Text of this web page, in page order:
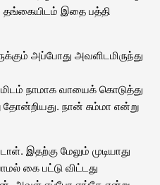
இதை பத்தி
அப்போது அவளிடமிருந்து
நாமாக வாயைக் கொடுத்து
நான் சும்மா என்று
இதற்கு மேலும் முடியாது
கை பட்டு விட்டது